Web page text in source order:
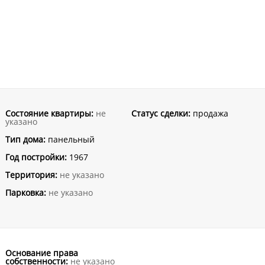
Состояние квартиры: не
указано
Тип дома:панельный
Год постройки:1967
Территория: не указано
Парковка: не указано
Статус сделки:продажа
Основание права
собственности: не указано